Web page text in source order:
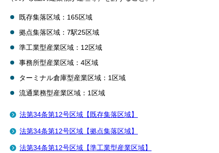
既存集落区域：165区域
拠点集落区域：7駅25区域
準工業型産業区域：12区域
事務所型産業区域：4区域
ターミナル倉庫型産業区域：1区域
流通業務型産業区域：1区域
法第34条第12号区域【既存集落区域】
法第34条第12号区域【拠点集落区域】
法第34条第12号区域【準工業型産業区域】